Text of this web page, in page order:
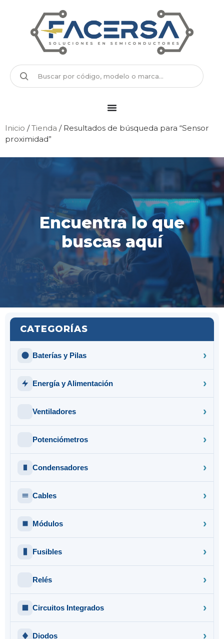
Inicio /Tienda / Resultados de búsqueda para “Sensor
proximidad”
Encuentra lo que
buscas aquí
CATEGORÍAS
Baterías y Pilas
Energía y Alimentación
Ventiladores
Potenciómetros
Condensadores
Cables
Módulos
Fusibles
Relés
Circuitos Integrados
Diodos